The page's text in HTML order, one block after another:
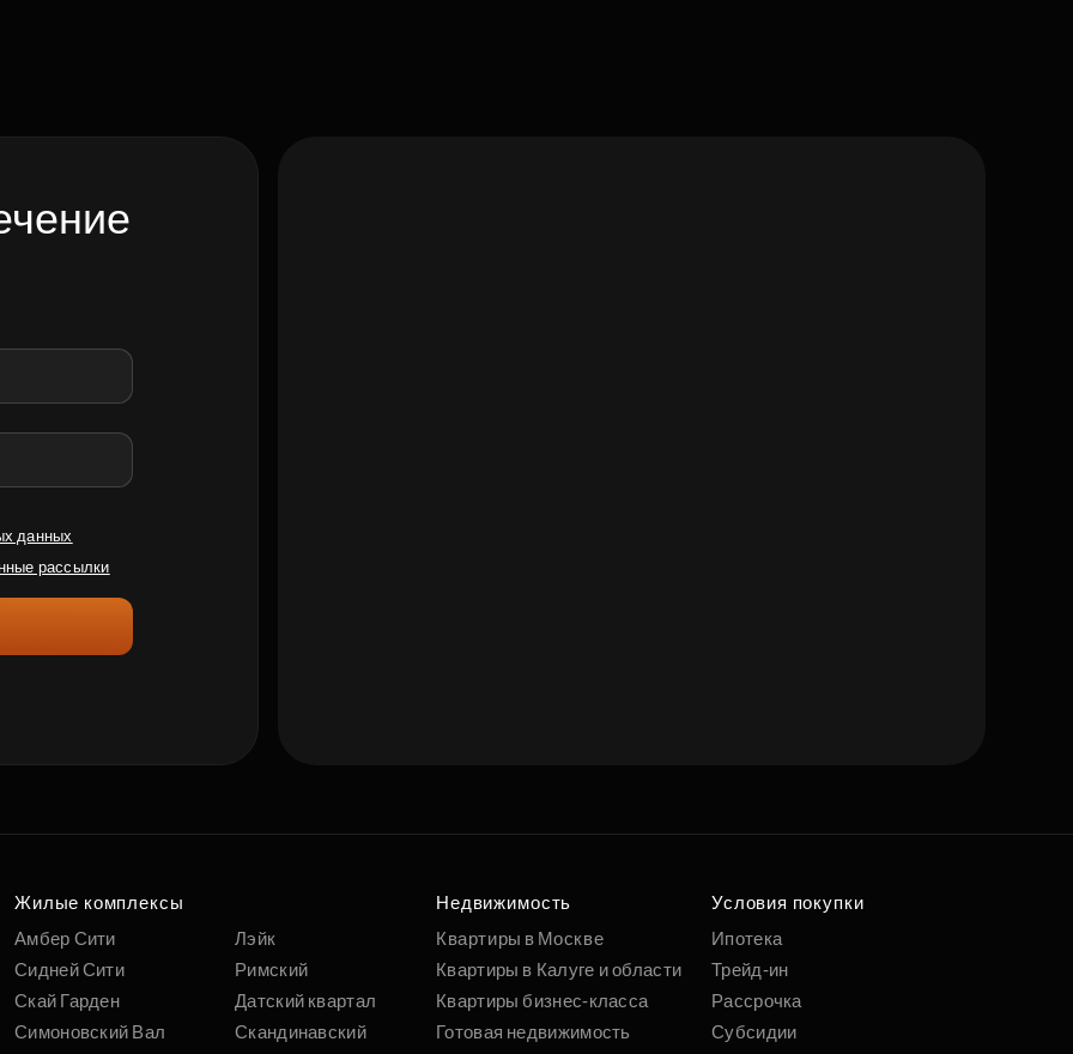
данных
рассылки
Жилые комплексы
Амбер Сити
Сидней Сити
Скай Гарден
Симоновский Вал
Лэйк
Римский
Датский квартал
Скандинавский
Недвижимость
Квартиры в Москве
Квартиры в Калуге и области
Квартиры бизнес-класса
Готовая недвижимость
Условия покупки
Ипотека
Трейд-ин
Рассрочка
Субсидии